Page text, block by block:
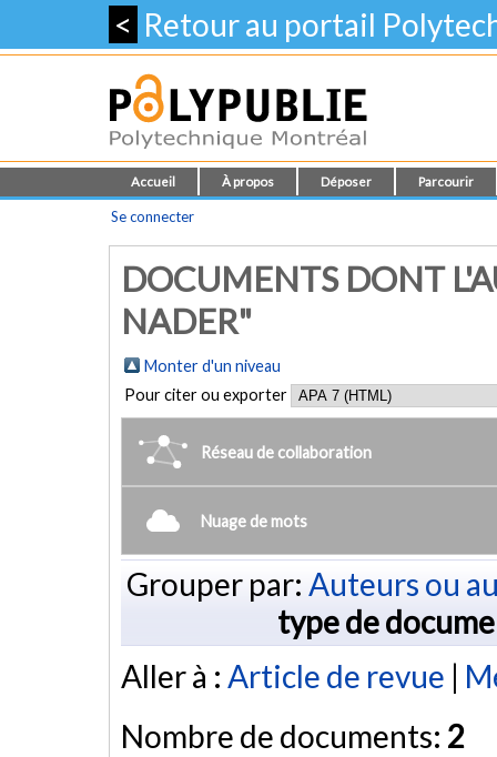
< Retour au portail
Accueil À propos Déposer Parcourir
Se connecter
DOCUMENTS DONT
NADER"
Monter d'un niveau
Pour citer ou exporter
Réseau de collaboration
Nuage de mots
Grouper par: Auteurs ou
type de
Aller à : Article de revue |
Nombre de documents: 2